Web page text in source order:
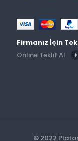
Firmanız İçin
Online Teklif Al
© 2022